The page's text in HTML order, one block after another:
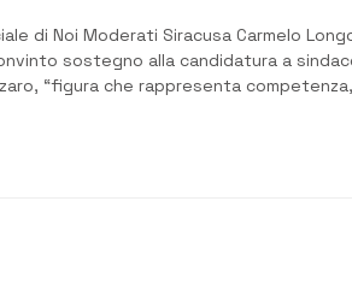
di Noi Moderati Siracusa Carmelo
sostegno alla candidatura a
“figura che rappresenta competenza,
cruciale per il futuro della città,